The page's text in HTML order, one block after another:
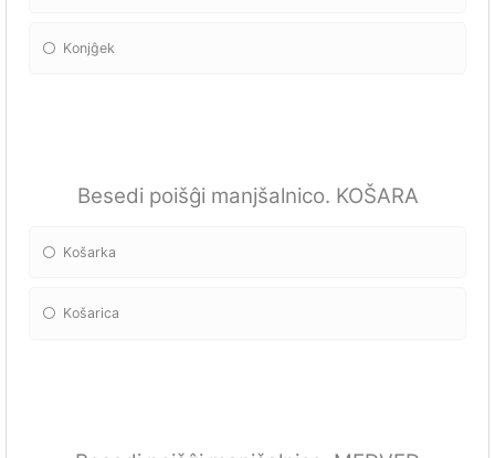
Konjĝek
Besedi poišĝi manjšalnico. KOŠARA
Košarka
Košarica